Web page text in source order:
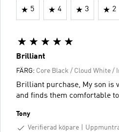
5 4 3 2
Brilliant
FÄRG: Core Black / Cloud White /
Brilliant purchase, My son is
and finds them comfortable
Tony
Verifierad köpare